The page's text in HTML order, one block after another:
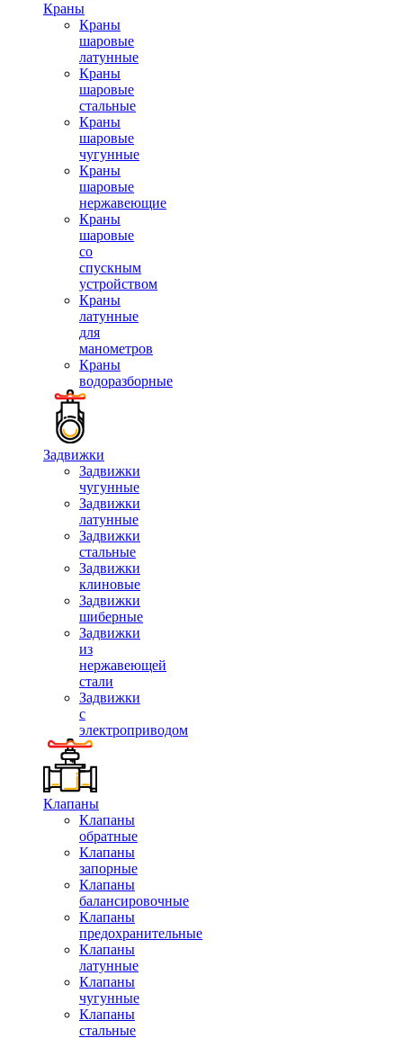
Краны
Краны
шаровые
латунные
Краны
шаровые
стальные
Краны
шаровые
чугунные
Краны
шаровые
нержавеющие
Краны
шаровые
со
спускным
устройством
Краны
латунные
для
манометров
Краны
водоразборные
Задвижки
Задвижки
чугунные
Задвижки
латунные
Задвижки
стальные
Задвижки
клиновые
Задвижки
шиберные
Задвижки
из
нержавеющей
стали
Задвижки
с
электроприводом
Клапаны
Клапаны
обратные
Клапаны
запорные
Клапаны
балансировочные
Клапаны
предохранительные
Клапаны
латунные
Клапаны
чугунные
Клапаны
стальные